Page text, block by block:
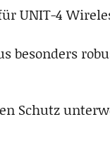
UNIT-4
besonders
Schutz